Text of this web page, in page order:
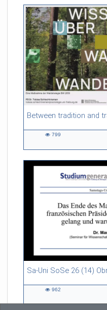
54:13 duration
799
Sa-Uni SoSe 26 (14)
46:53 duration
962